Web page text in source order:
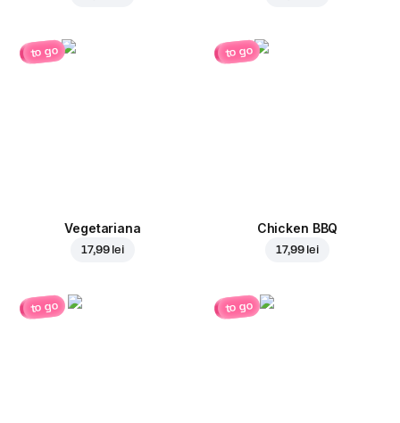
to go
Vegetariana
17,99 lei
to go
Chicken BBQ
17,99 lei
to go to go